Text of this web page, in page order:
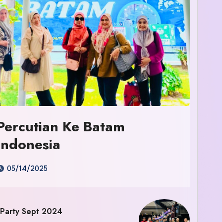
Ke Batam
05/14/2025
Sept 2024